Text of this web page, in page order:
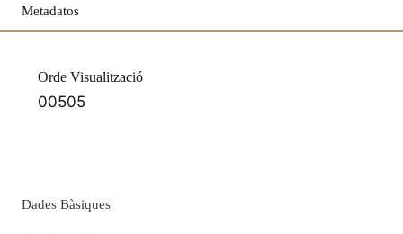
Metadatos
Orde Visualització
00505
Dades Bàsiques